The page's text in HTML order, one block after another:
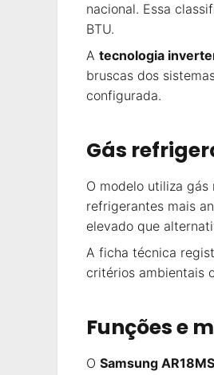
nacional. Essa
BTU.
A tecnologia
bruscas dos
configurada.
Gás
O modelo utiliza
refrigerantes mais
elevado que
A ficha técnica
critérios ambientais
Funções e
O Samsung